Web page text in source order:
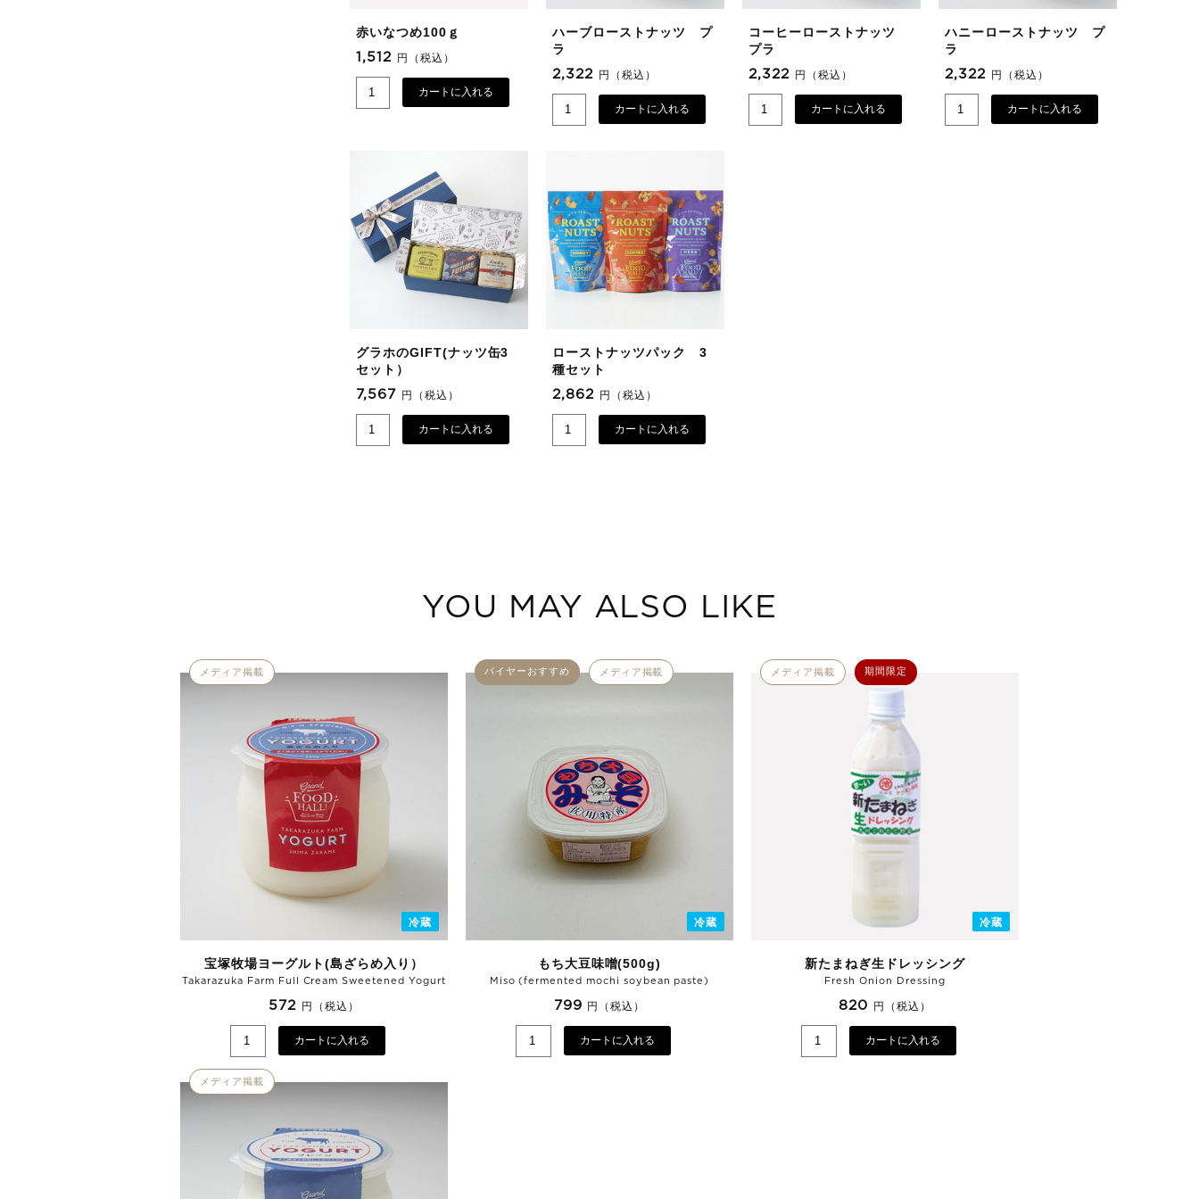
赤いなつめ100ｇ
1,512 円（税込）
カートに入れる
ハーブローストナッツ プ
ラ
2,322 円（税込）
カートに入れる
コーヒーローストナッツ
プラ
2,322 円（税込）
カートに入れる
ハニーローストナッツ プ
ラ
2,322 円（税込）
カートに入れる
グラホのGIFT(ナッツ缶3
セット）
7,567 円（税込）
カートに入れる
ローストナッツパック 3
種セット
2,862 円（税込）
カートに入れる
YOU MAY ALSO LIKE
冷蔵
メディア掲載
宝塚牧場ヨーグルト(島ざらめ入り）
Takarazuka Farm Full Cream Sweetened Yogurt
572 円（税込）
カートに入れる
冷蔵
バイヤーおすすめ メディア掲載
もち大豆味噌(500g)
Miso (fermented mochi soybean paste)
799 円（税込）
カートに入れる
冷蔵
メディア掲載 期間限定
新たまねぎ生ドレッシング
Fresh Onion Dressing
820 円（税込）
カートに入れる
メディア掲載